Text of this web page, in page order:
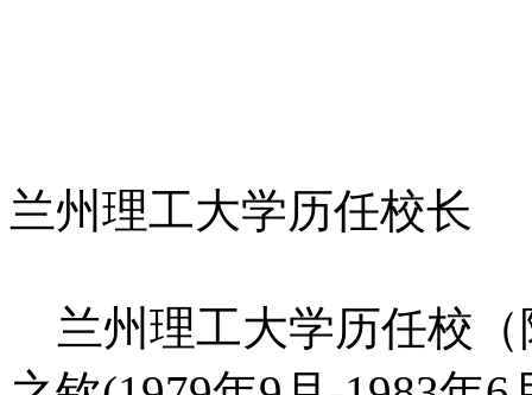
兰州理工大学历任校长
兰州理工大学历任校（